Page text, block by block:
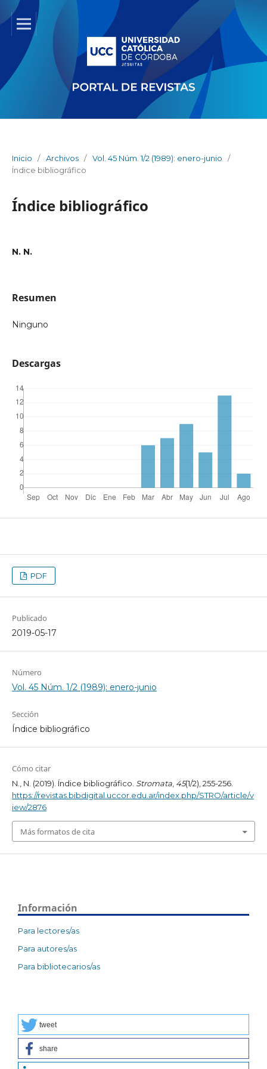
Inicio / Archivos / Vol. 45 Núm. 1/2 (1989): enero-junio
/
Índice bibliográfico
Índice bibliográfico
N. N.
Resumen
Ninguno
Descargas
PDF
Publicado
2019-05-17
Número
Vol. 45 Núm. 1/2 (1989): enero-junio
Sección
Índice bibliográfico
Cómo citar
N., N. (2019). Índice bibliográfico. Stromata, 45(1/2), 255-256.
https://revistas.bibdigital.uccor.edu.ar/index.php/STRO/article/v
iew/2876
Más formatos de cita
Información
Para lectores/as
Para autores/as
Para bibliotecarios/as
tweet
share